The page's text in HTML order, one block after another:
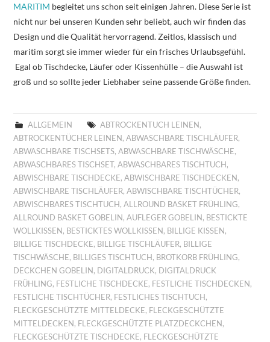
MARITIM begleitet uns schon seit einigen Jahren. Diese Serie ist
nicht nur bei unseren Kunden sehr beliebt, auch wir finden das
Design und die Qualität hervorragend. Zeitlos, klassisch und
maritim sorgt sie immer wieder für ein frisches Urlaubsgefühl.
Egal ob Tischdecke, Läufer oder Kissenhülle – die Auswahl ist
groß und so sollte jeder Liebhaber seine passende Größe finden.
ALLGEMEIN ABTROCKENTUCH LEINEN ,
ABTROCKENTÜCHER LEINEN ,ABWASCHBARE TISCHLÄUFER,
ABWASCHBARE TISCHSETS,ABWASCHBARE TISCHWÄSCHE,
ABWASCHBARES TISCHSET,ABWASCHBARES TISCHTUCH ,
ABWISCHBARE TISCHDECKE,ABWISCHBARE TISCHDECKEN ,
ABWISCHBARE TISCHLÄUFER,ABWISCHBARE TISCHTÜCHER,
ABWISCHBARES TISCHTUCH ,ALLROUND BASKET FRÜHLING,
ALLROUND BASKET GOBELIN ,AUFLEGER GOBELIN , BESTICKTE
WOLLKISSEN , BESTICKTES WOLLKISSEN , BILLIGE KISSEN ,
BILLIGE TISCHDECKE, BILLIGE TISCHLÄUFER, BILLIGE
TISCHWÄSCHE, BILLIGES TISCHTUCH , BROTKORB FRÜHLING,
DECKCHEN GOBELIN , DIGITALDRUCK, DIGITALDRUCK
FRÜHLING, FESTLICHE TISCHDECKE, FESTLICHE TISCHDECKEN ,
FESTLICHE TISCHTÜCHER, FESTLICHES TISCHTUCH ,
FLECKGESCHÜTZTE MITTELDECKE, FLECKGESCHÜTZTE
MITTELDECKEN , FLECKGESCHÜTZTE PLATZDECKCHEN ,
FLECKGESCHÜTZTE TISCHDECKE, FLECKGESCHÜTZTE